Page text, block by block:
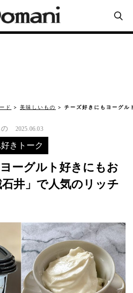
ド 美味しいもの チーズ好きにもヨーグ
2025.06.03
きトーク
ーグルト好きにもお
井」で人気のリッチ